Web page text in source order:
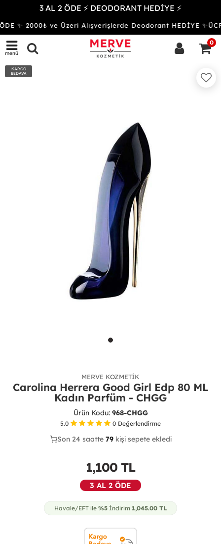
3 AL 2 ÖDE ⚡ DEODORANT HEDİYE ⚡
✨ 2000₺ ve Üzeri Alışverişlerde Deodorant HEDİYE
menü
0
KARGO
BEDAVA
MERVE KOZMETIK
Carolina Herrera Good Girl Edp 80 ML
Kadın Parfüm - CHGG
Ürün Kodu: 968-CHGG
5.0 0 Değerlendirme
38
Son 24 saatte 79 kişi sepete ekledi
18
1,100 TL
3 AL 2 ÖDE
Havale/EFT ile %5 İndirim 1,045.00 TL